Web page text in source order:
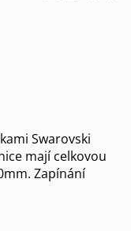
Swarovski
mají celkovou
Zapínání